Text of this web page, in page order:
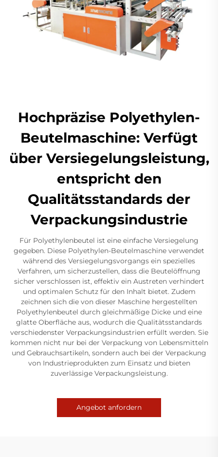
Hochpräzise Polyethylen-
Beutelmaschine: Verfügt
über Versiegelungsleistung,
entspricht den
Qualitätsstandards der
Verpackungsindustrie
Für Polyethylenbeutel ist eine einfache Versiegelung
gegeben. Diese Polyethylen-Beutelmaschine verwendet
während des Versiegelungsvorgangs ein spezielles
Verfahren, um sicherzustellen, dass die Beutelöffnung
sicher verschlossen ist, effektiv ein Austreten verhindert
und optimalen Schutz für den Inhalt bietet. Zudem
zeichnen sich die von dieser Maschine hergestellten
Polyethylenbeutel durch gleichmäßige Dicke und eine
glatte Oberfläche aus, wodurch die Qualitätsstandards
verschiedenster Verpackungsindustrien erfüllt werden. Sie
kommen nicht nur bei der Verpackung von Lebensmitteln
und Gebrauchsartikeln, sondern auch bei der Verpackung
von Industrieprodukten zum Einsatz und bieten
zuverlässige Verpackungsleistung.
Angebot anfordern